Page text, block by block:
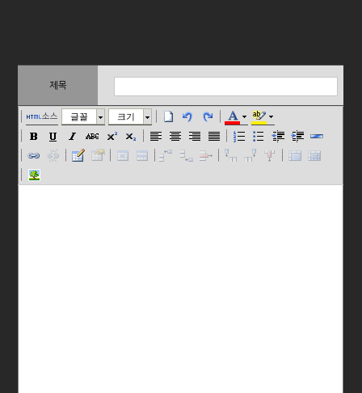
제목
소스 글꼴 크기